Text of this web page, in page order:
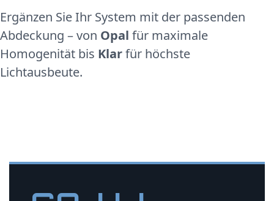
Ergänzen Sie Ihr System mit der passenden
Abdeckung – von Opal für maximale
Homogenität bis Klarfür höchste
Lichtausbeute.